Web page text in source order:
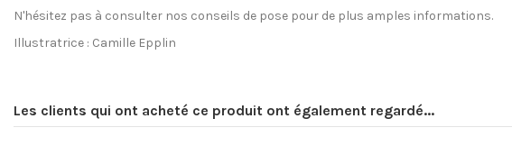
N'hésitez pas à consulter nos conseils de pose pour de plus amples informations.
Illustratrice : Camille Epplin
Label
Les clients qui ont acheté ce produit ont également regardé...